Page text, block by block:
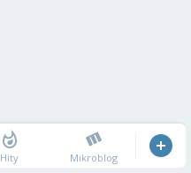
Hity Mikroblog